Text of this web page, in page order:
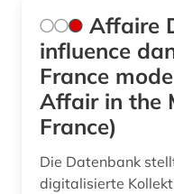
covid (1)
covid-19 (1)
darwin, charles | naturwissenschaftler;
biologe; geologe (1)
Affaire
influence
France
Affair in the
France)
Die Datenbank
digitalisierte